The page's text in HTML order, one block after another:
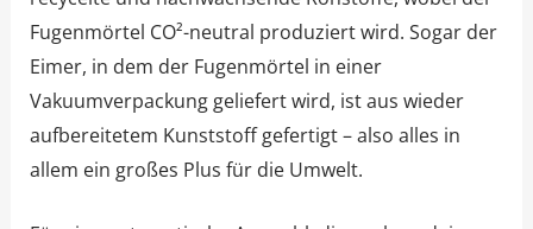
Fugenmörtel CO²-neutral produziert wird. Sogar der
Eimer, in dem der Fugenmörtel in einer
Vakuumverpackung geliefert wird, ist aus wieder
aufbereitetem Kunststoff gefertigt – also alles in
allem ein großes Plus für die Umwelt.